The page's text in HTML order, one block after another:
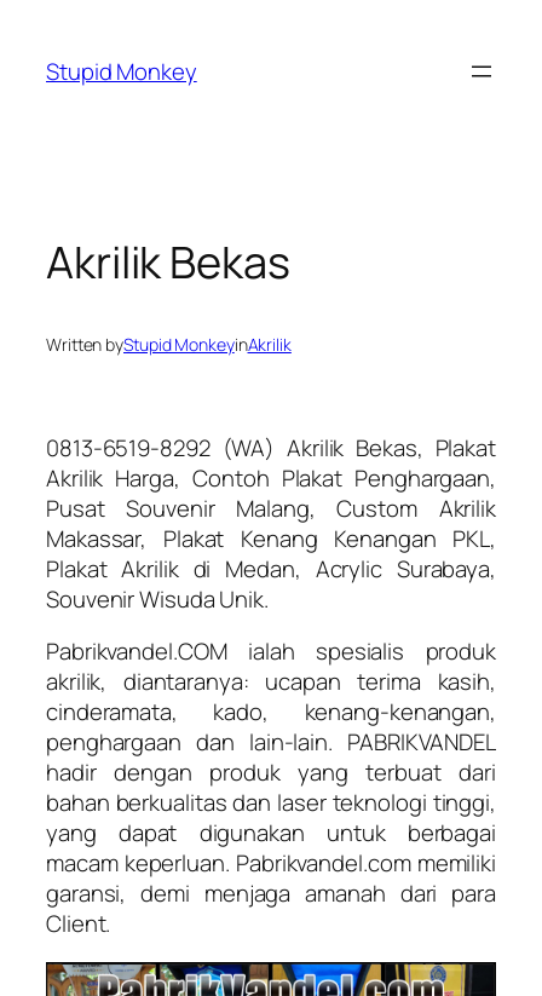
content
Stupid Monkey
Akrilik Bekas
Written byStupid MonkeyinAkrilik
0813-6519-8292 (WA) Akrilik Bekas, Plakat
Akrilik Harga, Contoh Plakat Penghargaan,
Pusat Souvenir Malang, Custom Akrilik
Makassar, Plakat Kenang Kenangan PKL,
Plakat Akrilik di Medan, Acrylic Surabaya,
Souvenir Wisuda Unik.
Pabrikvandel.COM ialah spesialis produk
akrilik, diantaranya: ucapan terima kasih,
cinderamata, kado, kenang-kenangan,
penghargaan dan lain-lain. PABRIKVANDEL
hadir dengan produk yang terbuat dari
bahan berkualitas dan laser teknologi tinggi,
yang dapat digunakan untuk berbagai
macam keperluan. Pabrikvandel.com memiliki
garansi, demi menjaga amanah dari para
Client.